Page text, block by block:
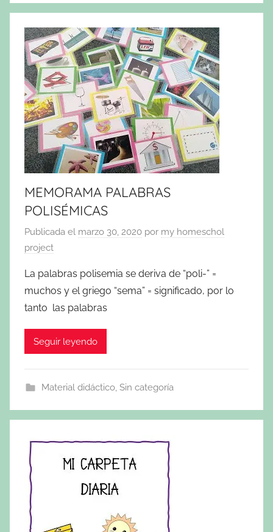
MEMORAMA PALABRAS
POLISÉMICAS
Publicada el marzo 30, 2020 por my homeschol
project
La palabras polisemia se deriva de “poli-” =
muchos y el griego “sema” = significado, por lo
tanto las palabras
Seguir leyendo
Material didáctico, Sin categoría